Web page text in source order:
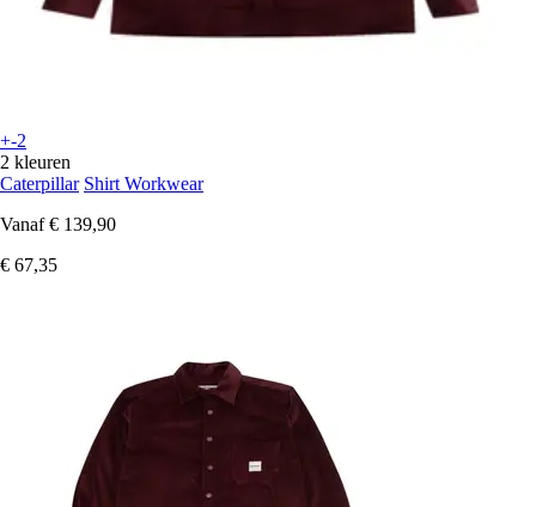
+-2
2 kleuren
Caterpillar Shirt Workwear
Vanaf € 139,90
€ 67,35